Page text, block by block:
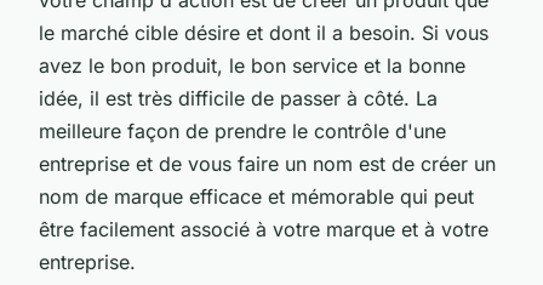
le marché cible désire et dont il a besoin. Si vous
avez le bon produit, le bon service et la bonne
idée, il est très difficile de passer à côté. La
meilleure façon de prendre le contrôle d'une
entreprise et de vous faire un nom est de créer un
nom de marque efficace et mémorable qui peut
être facilement associé à votre marque et à votre
entreprise.